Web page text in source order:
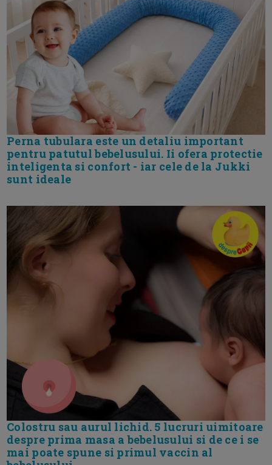
Perna tubulara este un detaliu important
pentru patutul bebelusului. Ii ofera protectie
inteligenta si confort - iar cele de la Jukki
sunt ideale
Colostru sau aurul lichid. 5 lucruri uimitoare
despre prima masa a bebelusului si de ce i se
mai poate spune si primul vaccin al